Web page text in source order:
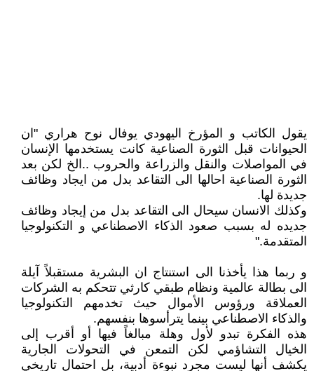
يقول الكاتب و المؤرخ اليهودي يوفال نوح هراري "ان
الحيوانات قبل الثورة الصناعية كانت يستخدمها الإنسان
في المواصلات والنقل والزراعة والحروب ..الخ لكن بعد
الثورة الصناعية احالها الى التقاعد بدل من ايجاد وظائف
جديدة لها.
وكذلك الانسان سيحال الى التقاعد بدل من إيجاد وظائف
جديده له بسبب صعود الذكاء الاصطناعي و التكنولوجيا
المتقدمة."
و ربما هذا يأخذنا الى استنتاج ان البشرية مستقبلاً آيلة
الى بطالة عالمية ونظام طبقي كارثي تتحكم به الشركات
العملاقة ورؤوس الأموال حيث تخدمهم التكنولوجيا
والذكاء الاصطناعي بينما يترأسوها بنفسهم.
هذه الفكرة تبدو لأول وهلة مبالغاً فيها أو أقرب إلى
الخيال التشاؤمي لكن التمعن في التحولات الجارية
يكشف أنها ليست مجرد نبوءة أدبية، بل احتمال تاريخي